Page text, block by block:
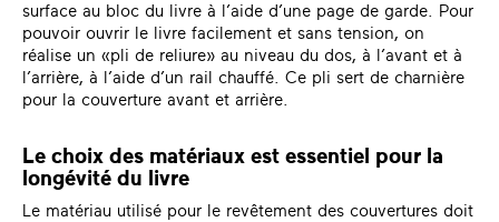
surface au bloc du livre à l’aide d’une page de garde. Pour
pouvoir ouvrir le livre facilement et sans tension, on
réalise un «pli de reliure» au niveau du dos, à l’avant et à
l’arrière, à l’aide d’un rail chauffé. Ce pli sert de charnière
pour la couverture avant et arrière.
Le choix des matériaux est essentiel pour la
longévité du livre
Le matériau utilisé pour le revêtement des couvertures doit